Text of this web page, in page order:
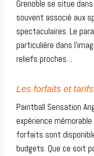
Grenoble se situe
souvent associé aux
spectaculaires. Le
particulière dans
reliefs proches…
Les forfaits et
Paintball Sensation
expérience
forfaits sont
budgets. Que ce soit